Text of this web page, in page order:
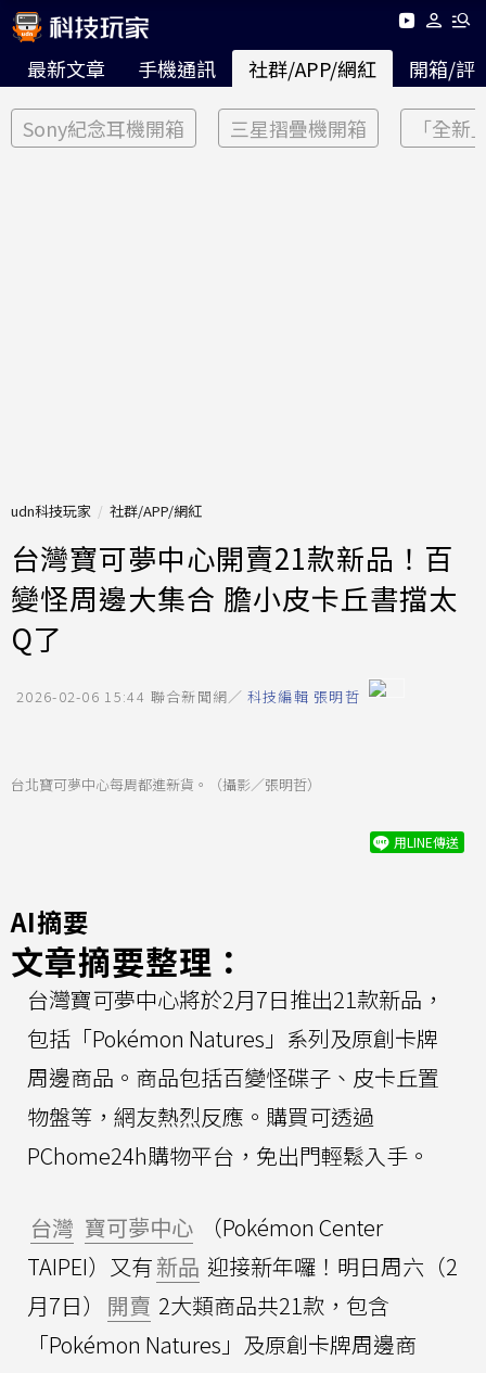
最新文章 手機通訊 社群/APP/網紅 開箱/評
Sony紀念耳機開箱 三星摺疊機開箱 「全新
udn科技玩家 社群/APP/網紅
台灣寶可夢中心開賣21款新品！百
變怪周邊大集合 膽小皮卡丘書擋太
Q了
2026-02-06 15:44 聯合新聞網／ 科技編輯 張明哲
台北寶可夢中心每周都進新貨。（攝影／張明哲）
用LINE傳送
AI摘要
文章摘要整理：
台灣寶可夢中心將於2月7日推出21款新品，
包括「Pokémon Natures」系列及原創卡牌
周邊商品。商品包括百變怪碟子、皮卡丘置
物盤等，網友熱烈反應。購買可透過
PChome24h購物平台，免出門輕鬆入手。
台灣 寶可夢中心
（Pokémon Center
TAIPEI）又有新品 迎接新年囉！明日周六（2
月7日）
開賣 2大類商品共21款，包含
「Pokémon Natures」及原創卡牌周邊商